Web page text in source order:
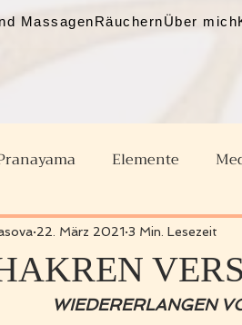
MassagenRäuchernÜber mich
Elemente
Vollmond Kundalini Joga
22. März 2021 3 Min. Lesezeit
WIEDERERLANGEN